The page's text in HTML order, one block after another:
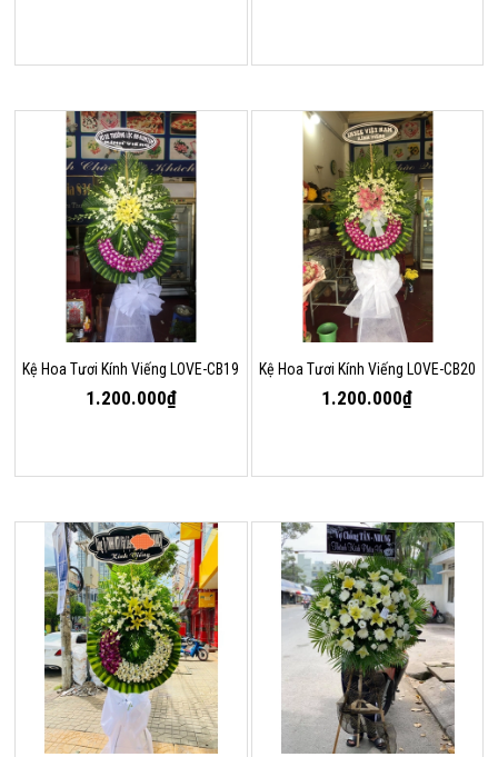
Kệ Hoa Tươi Kính Viếng LOVE-CB19
1.200.000₫
Kệ Hoa Tươi Kính Viếng LOVE-CB20
1.200.000₫